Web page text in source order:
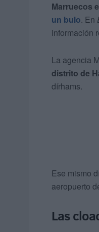
Marruecos
un bulo. En
información
La agencia
distrito de
dírhams.
Ese mismo
aeropuerto
Las